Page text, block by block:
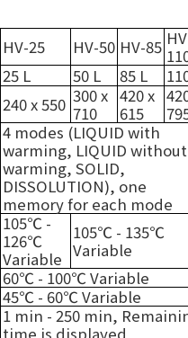
HV-25 HV-50 HV-85
25 L 50 L 85 L
240 x 550 300 x
710
420 x
615
4 modes (LIQUID with
warming, LIQUID without
warming, SOLID,
DISSOLUTION), one
memory for each mode
105℃ -
126℃
Variable
105℃ - 135℃
Variable
60℃ - 100℃ Variable
45℃ - 60℃ Variable
1 min - 250 min,
time is displayed